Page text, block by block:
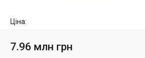
Ціна:
7.96 млн грн